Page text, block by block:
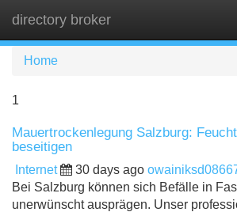
directory broker
Home
1
Mauertrockenlegung Salzburg:
beseitigen
Internet 30 days ago
Bei Salzburg können sich Befälle in
unerwünscht ausprägen. Unser